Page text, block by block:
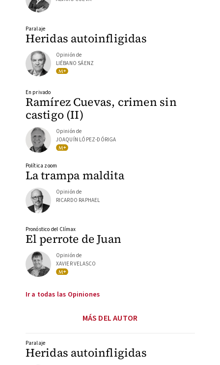
Heridas autoinfligidas
Paralaje
Opinión de
LIÉBANO SÁENZ
Ramírez Cuevas, crimen sin
castigo (II)
En privado
Opinión de
JOAQUÍN LÓPEZ-DÓRIGA
La trampa maldita
Política zoom
Opinión de
RICARDO RAPHAEL
El perrote de Juan
Pronóstico del Clímax
Opinión de
XAVIER VELASCO
Ir a todas las Opiniones
MÁS DEL AUTOR
Heridas autoinfligidas
Paralaje